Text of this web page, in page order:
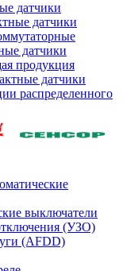
датчики
датчики
датчики
продукция
датчики
распределенного
выключатели
(УЗО)
(AFDD)